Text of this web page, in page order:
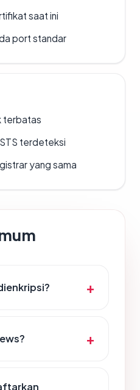
saat ini
port standar
terbatas
terdeteksi
yang sama